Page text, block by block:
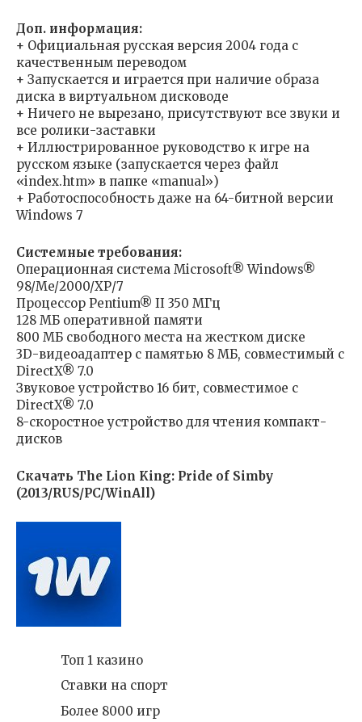
Доп. информация:
+ Официальная русская версия 2004 года с
качественным переводом
+ Запускается и играется при наличие образа
диска в виртуальном дисководе
+ Ничего не вырезано, присутствуют все звуки и
все ролики-заставки
+ Иллюстрированное руководство к игре на
русском языке (запускается через файл
«index.htm» в папке «manual»)
+ Работоспособность даже на 64-битной версии
Windows 7
Системные требования:
Операционная система Microsoft® Windows®
98/Me/2000/ХР/7
Процессор Pentium® II 350 МГц
128 МБ оперативной памяти
800 МБ свободного места на жестком диске
3D-видеоадаптер с памятью 8 МБ, совместимый с
DirectX® 7.0
Звуковое устройство 16 бит, совместимое с
DirectX® 7.0
8-скоростное устройство для чтения компакт-
дисков
Скачать The Lion King: Pride of Simby
(2013/RUS/PC/WinAll)
Топ 1 казино
Ставки на спорт
Более 8000 игр